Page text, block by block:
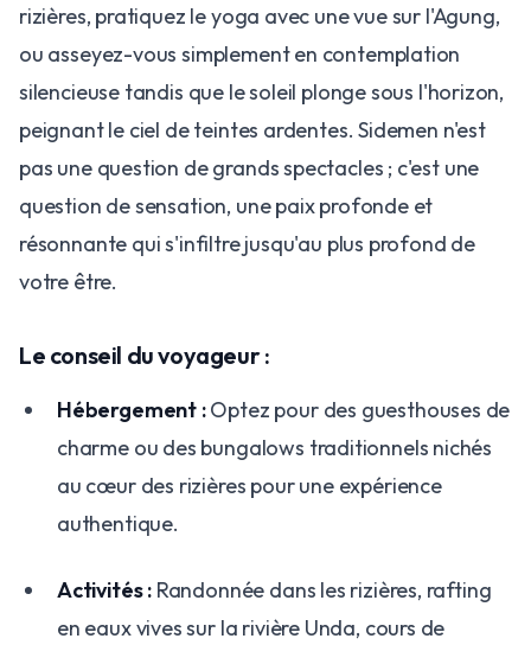
rizières, pratiquez le yoga avec une vue sur l'Agung,
ou asseyez-vous simplement en contemplation
silencieuse tandis que le soleil plonge sous l'horizon,
peignant le ciel de teintes ardentes. Sidemen n'est
pas une question de grands spectacles ; c'est une
question de sensation, une paix profonde et
résonnante qui s'infiltre jusqu'au plus profond de
votre être.
Le conseil du voyageur :
Hébergement :Optez pour des guesthouses de
charme ou des bungalows traditionnels nichés
au cœur des rizières pour une expérience
authentique.
Activités : Randonnée dans les rizières, rafting
en eaux vives sur la rivière Unda, cours de